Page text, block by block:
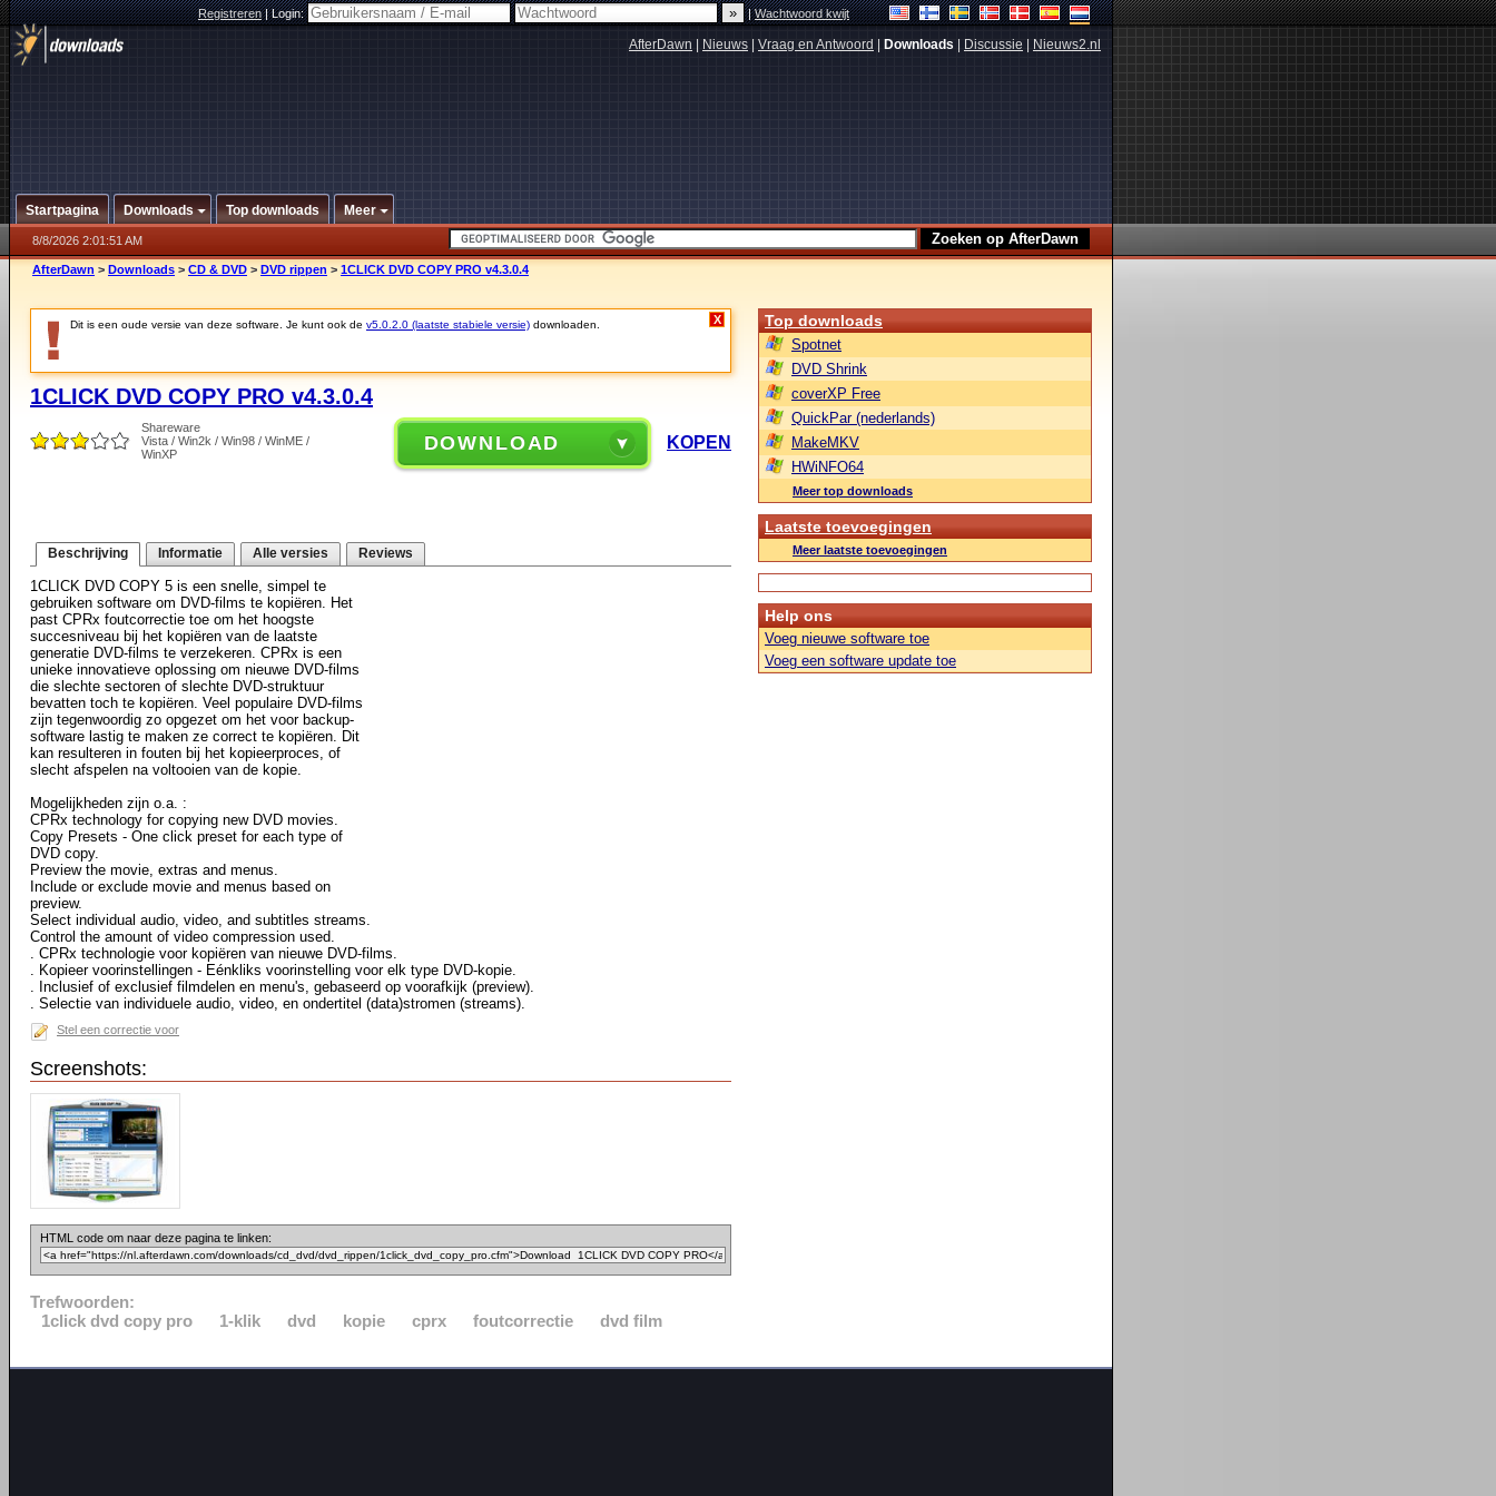
Registreren|Login: |Wachtwoord kwijt
AfterDawn Nieuws Vraag en Antwoord Downloads Discussie Nieuws2.nl
Startpagina Downloads Top downloads Meer
8/8/2026 2:01:51 AM
AfterDawn > Downloads > CD & DVD > DVD rippen > 1CLICK DVD COPY PRO v4.3.0.4
Dit is een oude versie van deze software. Je kunt ook de v5.0.2.0 (laatste stabiele versie) downloaden. X
1CLICK DVD COPY PRO v4.3.0.4
Shareware
Vista / Win2k / Win98 / WinME /
WinXP
DOWNLOAD KOPEN
Beschrijving Informatie Alle versies Reviews
1CLICK DVD COPY 5 is een snelle, simpel te
gebruiken software om DVD-films te kopiëren. Het
past CPRx foutcorrectie toe om het hoogste
succesniveau bij het kopiëren van de laatste
generatie DVD-films te verzekeren. CPRx is een
unieke innovatieve oplossing om nieuwe DVD-films
die slechte sectoren of slechte DVD-struktuur
bevatten toch te kopiëren. Veel populaire DVD-films
zijn tegenwoordig zo opgezet om het voor backup-
software lastig te maken ze correct te kopiëren. Dit
kan resulteren in fouten bij het kopieerproces, of
slecht afspelen na voltooien van de kopie.
Mogelijkheden zijn o.a. :
CPRx technology for copying new DVD movies.
Copy Presets - One click preset for each type of
DVD copy.
Preview the movie, extras and menus.
Include or exclude movie and menus based on
preview.
Select individual audio, video, and subtitles streams.
Control the amount of video compression used.
. CPRx technologie voor kopiëren van nieuwe DVD-films.
. Kopieer voorinstellingen - Eénkliks voorinstelling voor elk type DVD-kopie.
. Inclusief of exclusief filmdelen en menu's, gebaseerd op voorafkijk (preview).
. Selectie van individuele audio, video, en ondertitel (data)stromen (streams).
Stel een correctie voor
Screenshots:
HTML code om naar deze pagina te linken:
Trefwoorden:
1click dvd copy pro
1-klik dvd kopie cprx foutcorrectie dvd film
Top downloads
Spotnet
DVD Shrink
coverXP Free
QuickPar (nederlands)
MakeMKV
HWiNFO64
Meer top downloads
Laatste toevoegingen
Meer laatste toevoegingen
Help ons
Voeg nieuwe software toe
Voeg een software update toe